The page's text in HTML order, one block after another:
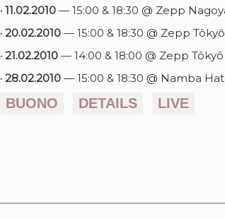
· 11.02.2010—15:00 & 18:30 @ Zepp
· 20.02.2010—15:00 & 18:30 @ Zepp Tôkyô
· 21.02.2010—14:00 & 18:00 @ Zepp Tôkyô
· 28.02.2010—15:00 & 18:30 @ Namba
BUONO DETAILS LIVE